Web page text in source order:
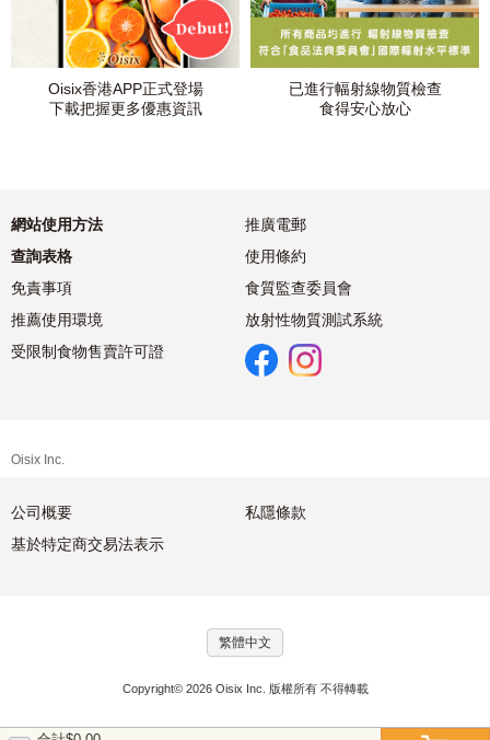
Oisix香港APP正式登場
下載把握更多優惠資訊
已進行幅射線物質檢查
食得安心放心
網站使用方法
推廣電郵
查詢表格
使用條約
免責事項
食質監查委員會
推薦使用環境
放射性物質測試系統
受限制食物售賣許可證
Oisix Inc.
公司概要
私隱條款
基於特定商交易法表示
繁體中文
Copyright© 2026 Oisix Inc. 版權所有 不得轉載